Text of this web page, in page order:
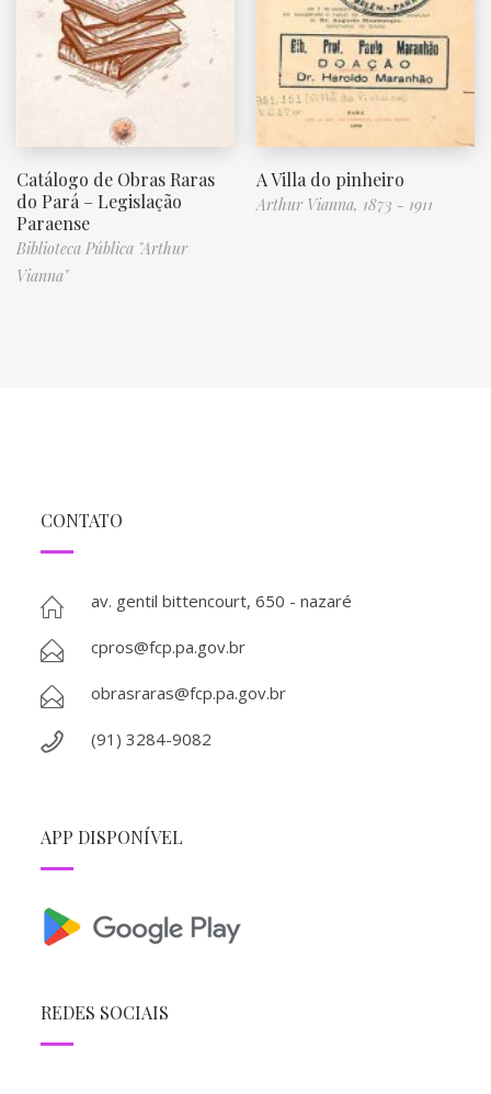
Catálogo de Obras Raras
do Pará – Legislação
Paraense
Biblioteca Pública "Arthur
Vianna"
A Villa do pinheiro
Arthur Vianna, 1873 - 1911
CONTATO
av. gentil bittencourt, 650 - nazaré
cpros@fcp.pa.gov.br
obrasraras@fcp.pa.gov.br
(91) 3284-9082
APP DISPONÍVEL
REDES SOCIAIS